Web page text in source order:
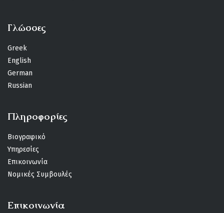
Γλώσσες
Greek
English
German
Russian
Πληροφορίες
Βιογραφικό
Υπηρεσίες
Επικοινωνία
Νομικές Συμβουλές
Επικοινωνία